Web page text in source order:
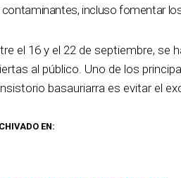
contaminantes, incluso fomentar
el 16 y el 22 de septiembre, se
al público. Uno de los
basauriarra es evitar el
EN: